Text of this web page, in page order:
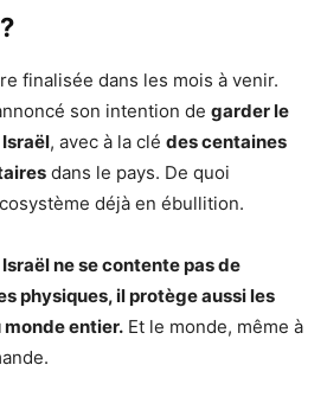
finalisée dans les mois à venir.
son intention de garder le
, avec à la clé des centaines
dans le pays. De quoi
déjà en ébullition.
ne se contente pas de
physiques, il protège aussi les
entier. Et le monde, même à